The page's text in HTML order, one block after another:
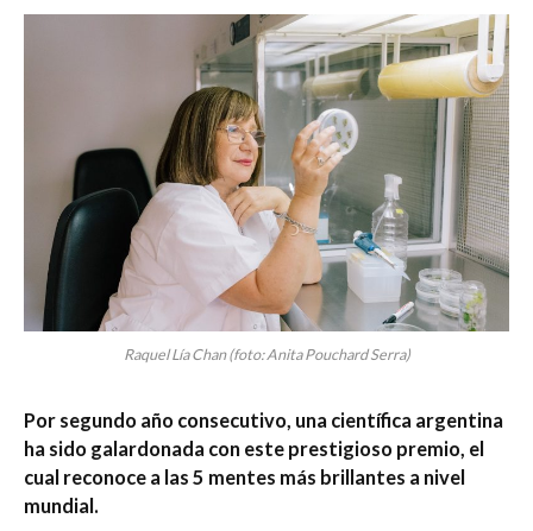
Raquel Lía Chan (foto: Anita Pouchard Serra)
Por segundo año consecutivo, una científica argentina
ha sido galardonada con este prestigioso premio, el
cual reconoce a las 5 mentes más brillantes a nivel
mundial.